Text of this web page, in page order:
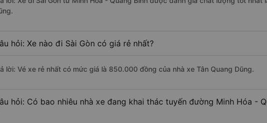
hỏi: Xe nào đi Sài Gòn có giá rẻ nhất?
lời: Vé xe rẻ nhất có mức giá là 850.000 đồng của nhà xe Tân Quang Dũng.
hỏi: Có bao nhiêu nhà xe đang khai thác tuyến đường Minh Hóa -